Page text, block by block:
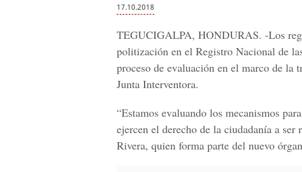
17.10.2018
TEGUCIGALPA, HONDURAS. -Los
politización en el Registro Nacional de
proceso de evaluación en el marco de la
Junta Interventora.
“Estamos evaluando los mecanismos
ejercen el derecho de la ciudadanía a
Rivera, quien forma parte del nuevo